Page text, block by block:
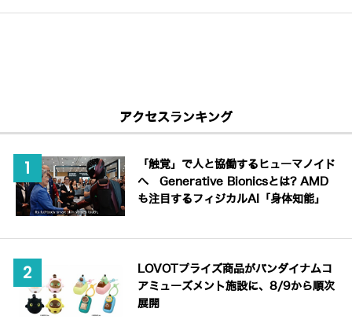
アクセスランキング
「触覚」で人と協働するヒューマノイド
へ Generative Bionicsとは? AMD
も注目するフィジカルAI「身体知能」
LOVOTプライズ商品がバンダイナムコ
アミューズメント施設に、8/9から順次
展開